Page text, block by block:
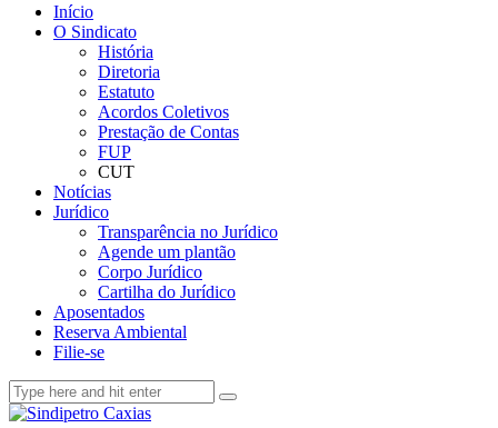
Início
O Sindicato
História
Diretoria
Estatuto
Acordos Coletivos
Prestação de Contas
FUP
CUT
Notícias
Jurídico
Transparência no Jurídico
Agende um plantão
Corpo Jurídico
Cartilha do Jurídico
Aposentados
Reserva Ambiental
Filie-se